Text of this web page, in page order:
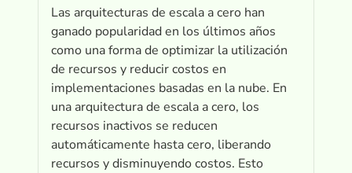
Las arquitecturas de escala a cero han
ganado popularidad en los últimos años
como una forma de optimizar la utilización
de recursos y reducir costos en
implementaciones basadas en la nube. En
una arquitectura de escala a cero, los
recursos inactivos se reducen
automáticamente hasta cero, liberando
recursos y disminuyendo costos. Esto